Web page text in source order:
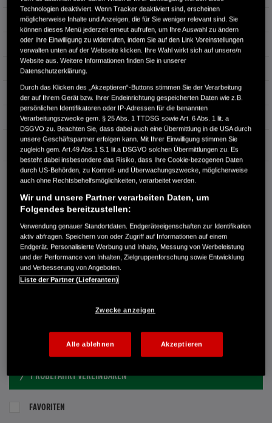
Türen 5
Leistung 135 kW / 184 PS
Hubraum
Erstzulassung 03.2025
Bauart SUV
Garantie
HONDA CENTER GMBH
60314 Frankfurt am Main
RUFEN SIE UNS AN:
069 - 678670
Route planen
Händlerbestand anzeigen
E-MAIL-ANFRAGE
PROBEFAHRT VEREINBAREN
FAVORITEN
Technologien deaktiviert. Wenn Tracker deaktiviert sind, erscheinen
möglicherweise Inhalte und Anzeigen, die für Sie weniger relevant sind. Sie
können dieses Menü jederzeit erneut aufrufen, um Ihre Auswahl zu ändern
oder Ihre Einwilligung zu widerrufen, indem Sie auf den Link Voreinstellungen
verwalten unten auf der Webseite klicken. Ihre Wahl wirkt sich auf unsere/n
Website aus. Weitere Informationen finden Sie in unserer
Datenschutzerklärung.
Durch das Klicken des „Akzeptieren“-Buttons stimmen Sie der Verarbeitung
der auf Ihrem Gerät bzw. Ihrer Endeinrichtung gespeicherten Daten wie z.B.
persönlichen Identifikatoren oder IP-Adressen für die benannten
Verarbeitungszwecke gem. § 25 Abs. 1 TTDSG sowie Art. 6 Abs. 1 lit. a
DSGVO zu. Beachten Sie, dass dabei auch eine Übermittlung in die USA durch
unsere Geschäftspartner erfolgen kann. Mit Ihrer Einwilligung stimmen Sie
zugleich gem. Art.49 Abs.1 S.1 lit.a DSGVO solchen Übermittlungen zu. Es
besteht dabei insbesondere das Risiko, dass Ihre Cookie-bezogenen Daten
durch US-Behörden, zu Kontroll- und Überwachungszwecke, möglicherweise
auch ohne Rechtsbehelfsmöglichkeiten, verarbeitet werden.
Wir und unsere Partner verarbeiten Daten, um
Folgendes bereitzustellen:
Verwendung genauer Standortdaten. Endgeräteeigenschaften zur Identifikation
aktiv abfragen. Speichern von oder Zugriff auf Informationen auf einem
Endgerät. Personalisierte Werbung und Inhalte, Messung von Werbeleistung
und der Performance von Inhalten, Zielgruppenforschung sowie Entwicklung
und Verbesserung von Angeboten.
Liste der Partner (Lieferanten)
Zwecke anzeigen
Alle ablehnen Akzeptieren